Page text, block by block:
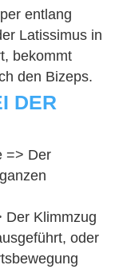
entlang
Latissimus in
bekommt
den Bizeps.
DER
=> Der
Der Klimmzug
oder